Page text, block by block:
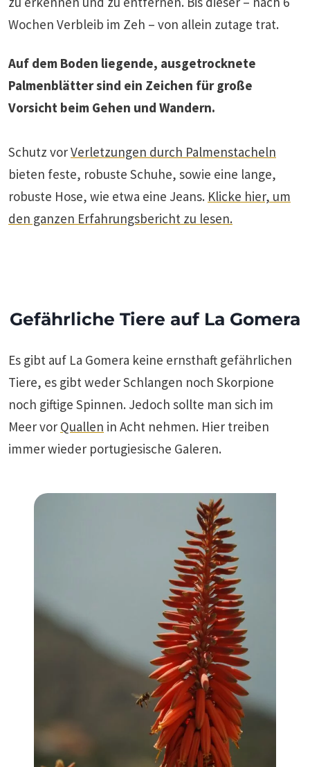
Wochen Verbleib im Zeh – von allein zutage trat.
Auf dem Boden liegende, ausgetrocknete
Palmenblätter sind ein Zeichen für große
Vorsicht beim Gehen und Wandern.
Schutz vorVerletzungen durch Palmenstacheln
bieten feste, robuste Schuhe, sowie eine lange,
robuste Hose, wie etwa eine Jeans. Klicke hier, um
den ganzen Erfahrungsbericht zu lesen.
Gefährliche Tiere auf La Gomera
Es gibt auf La Gomera keine ernsthaft gefährlichen
Tiere, es gibt weder Schlangen noch Skorpione
noch giftige Spinnen. Jedoch sollte man sich im
Meer vor Quallen in Acht nehmen. Hier treiben
immer wieder portugiesische Galeren.